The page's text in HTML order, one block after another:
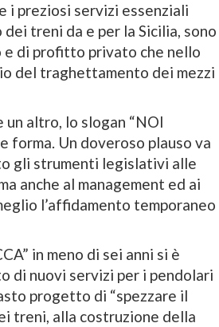
i preziosi servizi essenziali
treni da e per la Sicilia, sono
di profitto privato che nello
del traghettamento dei mezzi
altro, lo slogan “NOI
forma. Un doveroso plauso va
gli strumenti legislativi alle
anche al management ed ai
l’affidamento temporaneo
in meno di sei anni si è
di nuovi servizi per i pendolari
progetto di “spezzare il
treni, alla costruzione della